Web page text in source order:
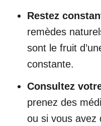
Restez
remèdes
sont le fruit
constante.
Consultez
prenez des
ou si vous avez